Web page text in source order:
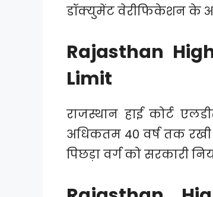
डॉक्युमेंट वेरीफिकेशन के
Rajasthan
Limit
राजस्थान हाई कोर्ट
अधिकतम 40 वर्ष तक
पिछड़ा वर्ग को सरकारी